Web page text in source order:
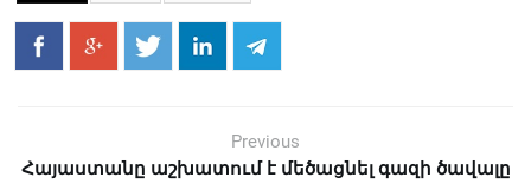
Previous
Հայաստանը աշխատում է մեծացնել գազի ծավալը